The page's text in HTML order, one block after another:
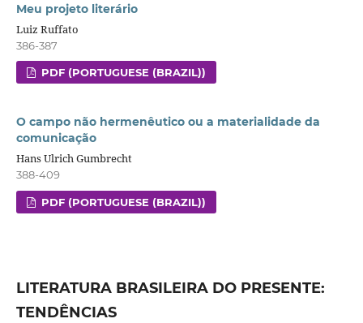
Meu projeto literário
Luiz Ruffato
386-387
PDF (PORTUGUESE (BRAZIL))
O campo não hermenêutico ou a materialidade da
comunicação
Hans Ulrich Gumbrecht
388-409
PDF (PORTUGUESE (BRAZIL))
LITERATURA BRASILEIRA DO PRESENTE:
TENDÊNCIAS